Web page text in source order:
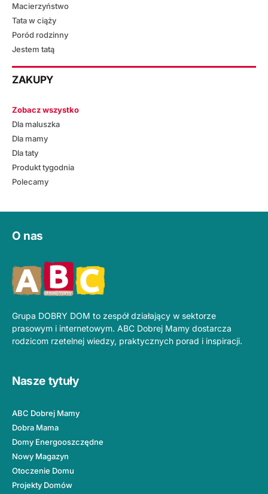
Macierzyństwo
Tata w ciąży
Poród rodzinny
Jestem tatą
ZAKUPY
Zobacz wszystko
Dla maluszka
Dla mamy
Dla taty
Produkt tygodnia
Polecamy
O nas
Grupa DOBRY DOM to zespół działający w sektorze
prasowym i internetowym. ABC Dobrej Mamy dostarcza
rodzicom rzetelnej wiedzy, praktycznych porad i inspiracji.
Nasze tytuły
ABC Dobrej Mamy
Dobra Mama
Domy Energooszczędne
Nowy Magazyn
Otoczenie Domu
Projekty Domów